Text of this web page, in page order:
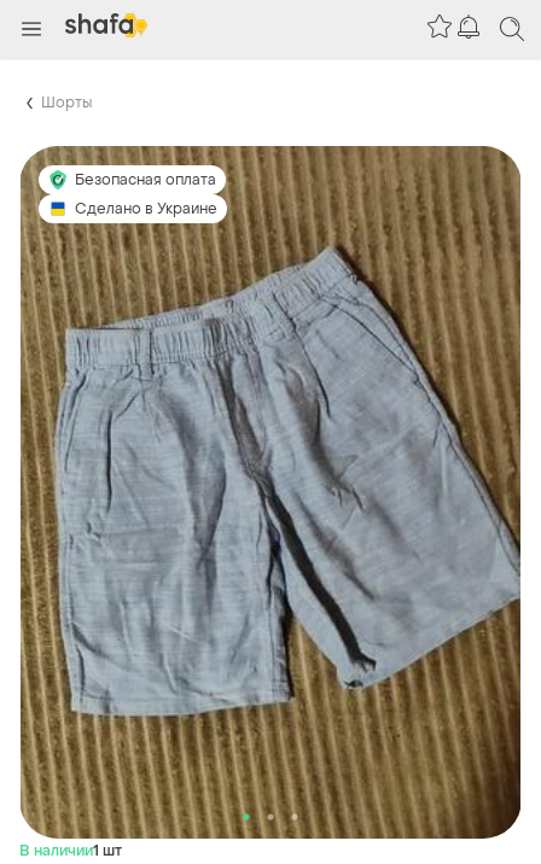
Шорты
Безопасная оплата
Сделано в Украине
В наличии1 шт